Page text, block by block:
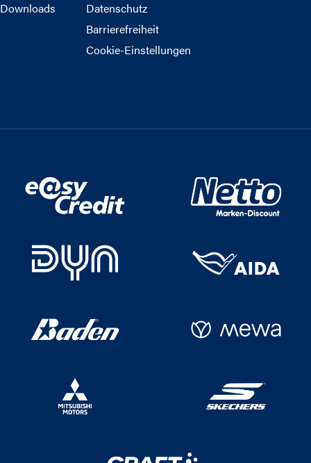
Downloads
Datenschutz
Barrierefreiheit
Cookie-Einstellungen